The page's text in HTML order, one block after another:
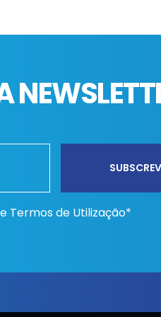
Termos de Utilização*